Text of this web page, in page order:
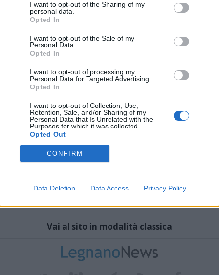
I want to opt-out of the Sharing of my
personal data.
Opted In
I want to opt-out of the Sale of my
Personal Data.
Opted In
I want to opt-out of processing my
Personal Data for Targeted Advertising.
Opted In
I want to opt-out of Collection, Use,
Retention, Sale, and/or Sharing of my
Personal Data that Is Unrelated with the
Purposes for which it was collected.
Opted Out
CONFIRM
Data Deletion Data Access Privacy Policy
L'email è richiesta ma non verrà mostrata ai visitatori. Il contenuto di questo
commento esprime il pensiero dell'autore e non rappresenta la linea editoriale
di VareseNews.it, che rimane autonoma e indipendente. I messaggi inclusi nei
commenti non sono testi giornalistici, ma post inviati dai singoli lettori che
che includano uno o più link a siti esterni verranno rimossi in automatico dal
Vai al sito in modalità classica